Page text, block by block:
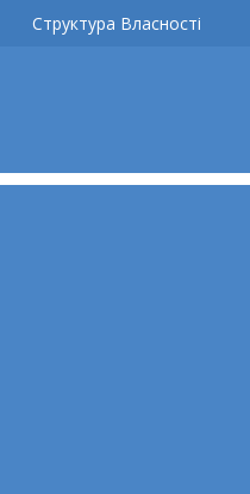
Структура Власності